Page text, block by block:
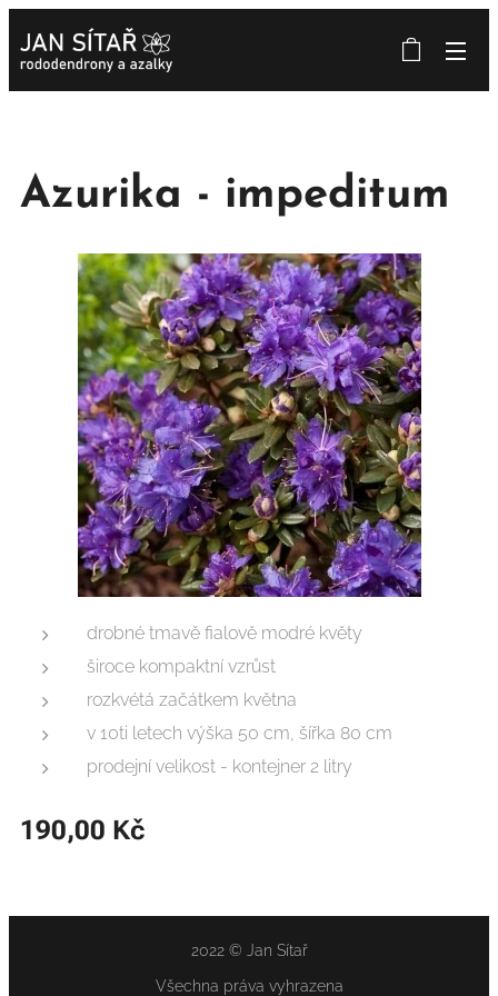
Azurika - impeditum
drobné tmavě fialově modré květy
široce kompaktní vzrůst
rozkvétá začátkem května
v 10ti letech výška 50 cm, šířka 80 cm
prodejní velikost - kontejner 2 litry
190,00 Kč
2022 © Jan Sítař
Všechna práva vyhrazena